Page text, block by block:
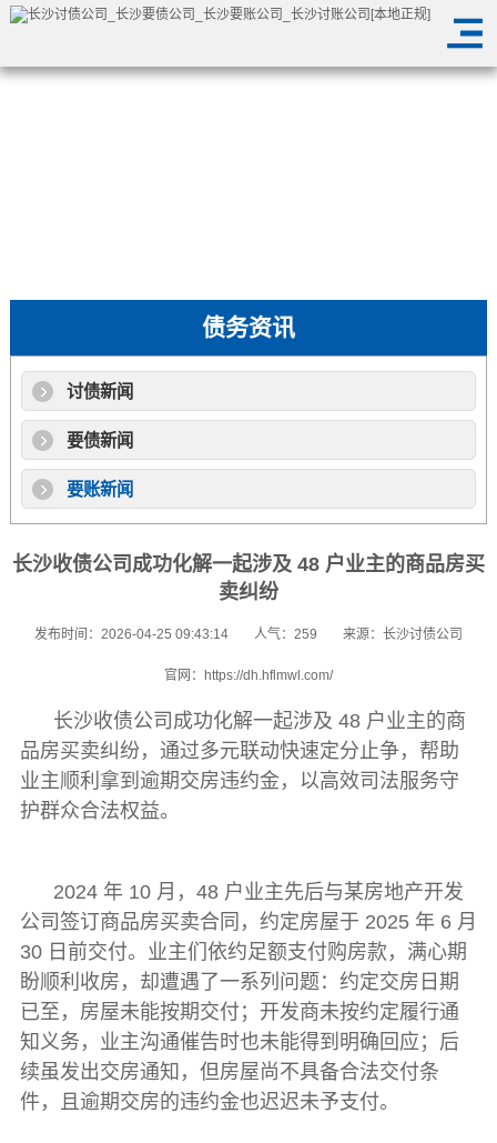
债务资讯
讨债新闻
要债新闻
要账新闻
长沙收债公司成功化解一起涉及 48 户业主的商品房买
卖纠纷
发布时间：2026-04-25 09:43:14 人气：259 来源：长沙讨债公司
官网：https://dh.hflmwl.com/
长沙收债公司 成功化解一起涉及 48 户业主的商
品房买卖纠纷，通过多元联动快速定分止争，帮助
业主顺利拿到逾期交房违约金，以高效司法服务守
护群众合法权益。
2024 年 10 月，48 户业主先后与某房地产开发
公司签订商品房买卖合同，约定房屋于 2025 年 6 月
30 日前交付。业主们依约足额支付购房款，满心期
盼顺利收房，却遭遇了一系列问题：约定交房日期
已至，房屋未能按期交付；开发商未按约定履行通
知义务，业主沟通催告时也未能得到明确回应；后
续虽发出交房通知，但房屋尚不具备合法交付条
件，且逾期交房的违约金也迟迟未予支付。